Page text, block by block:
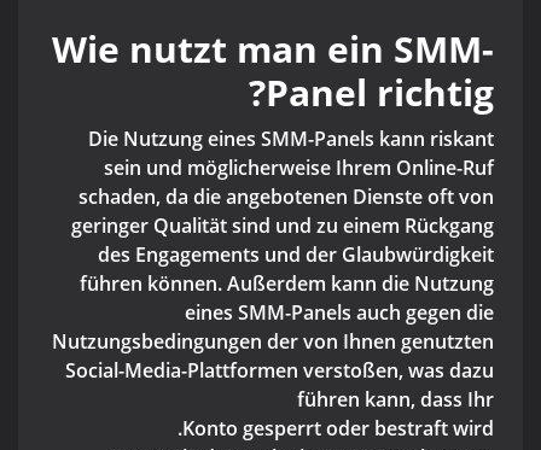
Wie nutzt man ein SMM-
Panel richtig?
Die Nutzung eines SMM-Panels kann riskant
sein und möglicherweise Ihrem Online-Ruf
schaden, da die angebotenen Dienste oft von
geringer Qualität sind und zu einem Rückgang
des Engagements und der Glaubwürdigkeit
führen können. Außerdem kann die Nutzung
eines SMM-Panels auch gegen die
Nutzungsbedingungen der von Ihnen genutzten
Social-Media-Plattformen verstoßen, was dazu
führen kann, dass Ihr
Konto gesperrt oder bestraft wird.